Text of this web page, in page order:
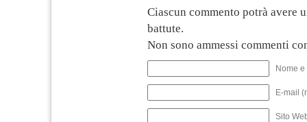
Ciascun commento potrà avere
battute.
Non sono ammessi commenti
Nome
E-mail
Sito